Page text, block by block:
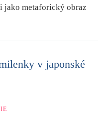
jako metaforický obraz
v japonské